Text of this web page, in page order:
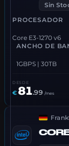
Sin
PROCESADOR
Core E3-1270 v6
ANCHO DE
1GBPS | 30TB
DESDE
€81.99 /mes